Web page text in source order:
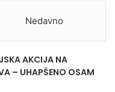
Nedavno
AKCIJA NA
– UHAPŠENO OSAM